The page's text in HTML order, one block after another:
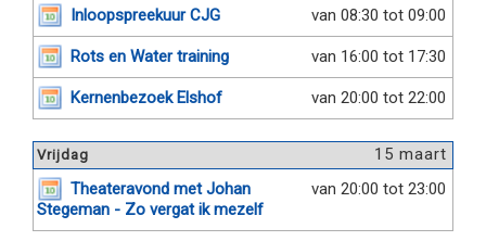
van 08:30 tot 09:00
Inloopspreekuur CJG
van 16:00 tot 17:30
Rots en Water training
van 20:00 tot 22:00
Kernenbezoek Elshof
15 maart
Vrijdag
van 20:00 tot 23:00
Theateravond met Johan
Stegeman - Zo vergat ik mezelf